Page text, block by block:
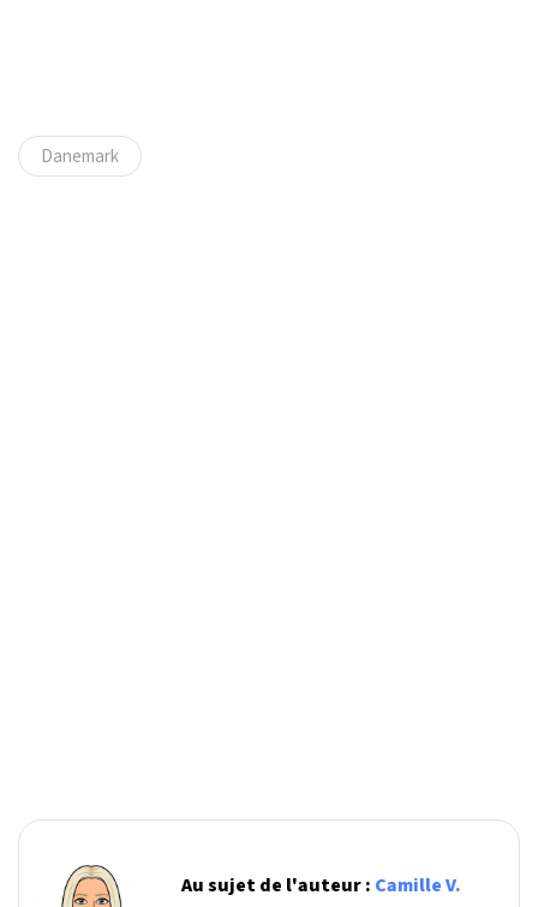
Danemark
Au sujet de l'auteur : Camille V.